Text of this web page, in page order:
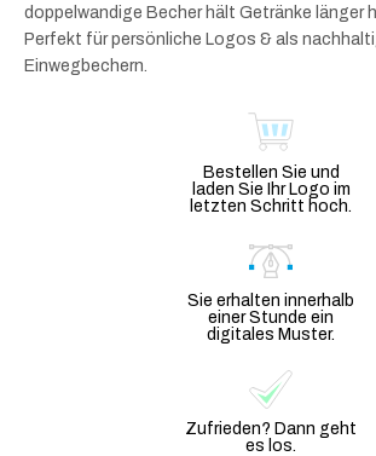
doppelwandige Becher hält Getränke länger
Perfekt für persönliche Logos & als
Einwegbechern.
Bestellen Sie und
laden Sie Ihr Logo im
letzten Schritt hoch.
Sie erhalten innerhalb
einer Stunde ein
digitales Muster.
Zufrieden? Dann geht
es los.